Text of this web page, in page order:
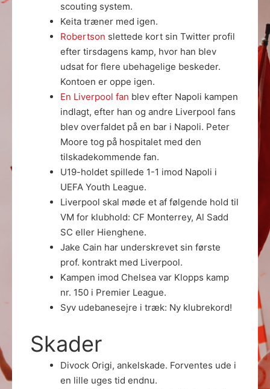
scouting system.
Keita træner med igen.
Robertson slettede kort sin Twitter profil
efter tirsdagens kamp, hvor han blev
udsat for flere ubehagelige beskeder.
Kontoen er oppe igen.
En Liverpool fan blev efter Napoli kampen
indlagt, efter han og andre Liverpool fans
blev overfaldet på en bar i Napoli. Peter
Moore tog på hospitalet med den
tilskadekommende fan.
U19-holdet spillede 1-1 imod Napoli i
UEFA Youth League.
Liverpool skal møde et af følgende hold til
VM for klubhold: CF Monterrey, Al Sadd
SC eller Hienghene.
Jake Cain har underskrevet sin første
prof. kontrakt med Liverpool.
Kampen imod Chelsea var Klopps kamp
nr. 150 i Premier League.
Syv udebanesejre i træk: Ny klubrekord!
Skader
Divock Origi, ankelskade. Forventes ude i
en lille uges tid endnu.